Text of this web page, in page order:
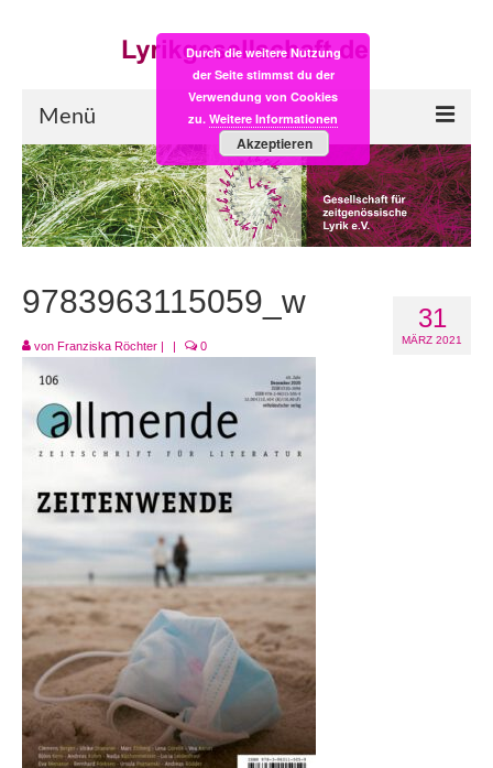
Menü
Start
LYRIK:POST
Einkaufsladen
Empfehlung des Monats
Videos
Veranstaltungen
Andenken
Neuerscheinungen von Mitgliedern
Ausschreibungen
Leipziger Lyrikbibliothek
Lyrikschaufenster im Literaturhaus Leipzig
Mitglied werden
31
MÄRZ 2021
9783963115059_w
von Franziska Röchter | | 0
Durch die weitere Nutzung
der Seite stimmst du der
Verwendung von Cookies
zu. Weitere Informationen
Akzeptieren